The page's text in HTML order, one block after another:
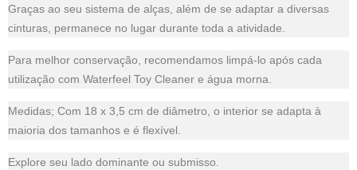
Graças ao seu sistema de alças, além de se adaptar a diversas
cinturas, permanece no lugar durante toda a atividade.
Para melhor conservação, recomendamos limpá-lo após cada
utilização com Waterfeel Toy Cleaner e água morna.
Medidas; Com 18 x 3,5 cm de diâmetro, o interior se adapta à
maioria dos tamanhos e é flexível.
Explore seu lado dominante ou submisso.